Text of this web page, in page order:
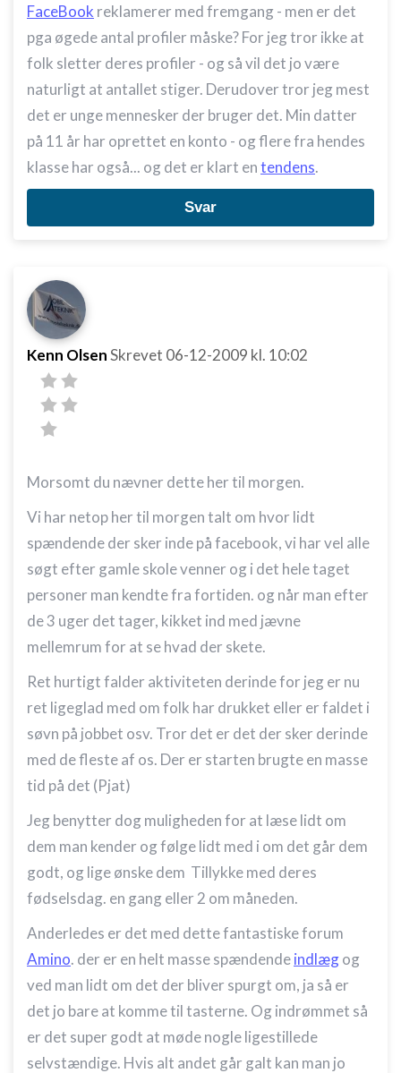
FaceBook reklamerer med fremgang - men er det
pga øgede antal profiler måske? For jeg tror ikke at
folk sletter deres profiler - og så vil det jo være
naturligt at antallet stiger. Derudover tror jeg mest
det er unge mennesker der bruger det. Min datter
på 11 år har oprettet en konto - og flere fra hendes
klasse har også... og det er klart entendens.
Svar
Kenn OlsenSkrevet 06-12-2009 kl. 10:02
Morsomt du nævner dette her til morgen.
Vi har netop her til morgen talt om hvor lidt
spændende der sker inde på facebook, vi har vel alle
søgt efter gamle skole venner og i det hele taget
personer man kendte fra fortiden. og når man efter
de 3 uger det tager, kikket ind med jævne
mellemrum for at se hvad der skete.
Ret hurtigt falder aktiviteten derinde for jeg er nu
ret ligeglad med om folk har drukket eller er faldet i
søvn på jobbet osv. Tror det er det der sker derinde
med de fleste af os. Der er starten brugte en masse
tid på det (Pjat)
Jeg benytter dog muligheden for at læse lidt om
dem man kender og følge lidt med i om det går dem
godt, og lige ønske dem Tillykke med deres
fødselsdag. en gang eller 2 om måneden.
Anderledes er det med dette fantastiske forum
Amino. der er en helt masse spændendeindlægog
ved man lidt om det der bliver spurgt om, ja så er
det jo bare at komme til tasterne. Og indrømmet så
er det super godt at møde nogle ligestillede
selvstændige. Hvis alt andet går galt kan man jo